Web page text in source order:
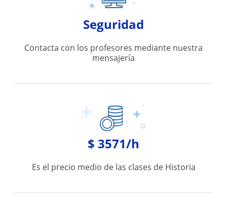
Seguridad
Contacta con los profesores mediante nuestra
mensajería
$ 3571/h
Es el precio medio de las clases de Historia